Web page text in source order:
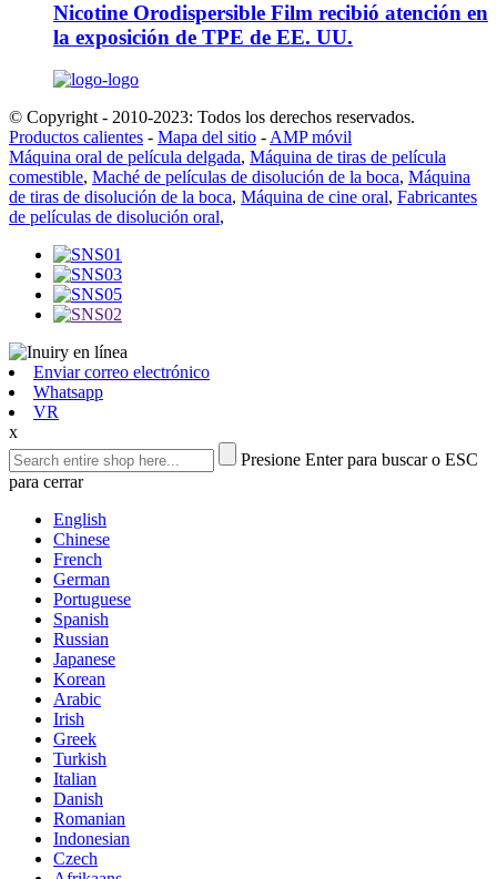
Nicotine Orodispersible Film recibió atención en
la exposición de TPE de EE. UU.
© Copyright - 2010-2023: Todos los derechos reservados.
Productos calientes - Mapa del sitio - AMP móvil
Máquina oral de película delgada, Máquina de tiras de película
comestible, Maché de películas de disolución de la boca, Máquina
de tiras de disolución de la boca, Máquina de cine oral, Fabricantes
de películas de disolución oral,
Enviar correo electrónico
Whatsapp
VR
x
Presione Enter para buscar o ESC
para cerrar
English
Chinese
French
German
Portuguese
Spanish
Russian
Japanese
Korean
Arabic
Irish
Greek
Turkish
Italian
Danish
Romanian
Indonesian
Czech